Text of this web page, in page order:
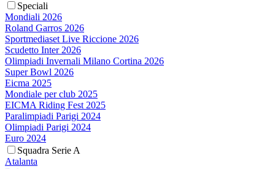
Speciali
Mondiali 2026
Roland Garros 2026
Sportmediaset Live Riccione 2026
Scudetto Inter 2026
Olimpiadi Invernali Milano Cortina 2026
Super Bowl 2026
Eicma 2025
Mondiale per club 2025
EICMA Riding Fest 2025
Paralimpiadi Parigi 2024
Olimpiadi Parigi 2024
Euro 2024
Squadra Serie A
Atalanta